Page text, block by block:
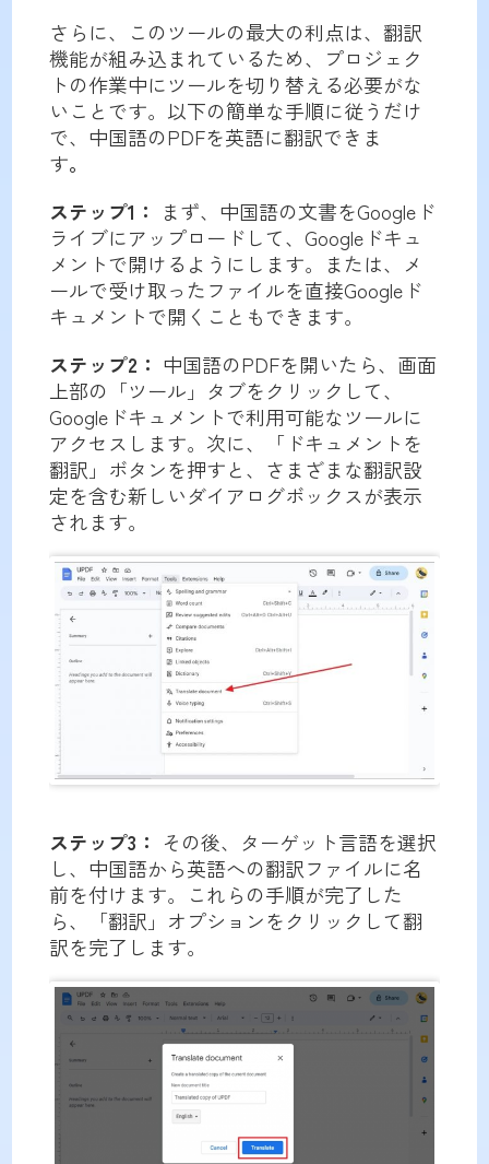
さらに、このツールの最大の利点は、翻訳
機能が組み込まれているため、プロジェク
トの作業中にツールを切り替える必要がな
いことです。以下の簡単な手順に従うだけ
で、中国語のPDFを英語に翻訳できま
す。
ステップ1：
まず、中国語の文書をGoogleド
ライブにアップロードして、Googleドキュ
メントで開けるようにします。または、メ
ールで受け取ったファイルを直接Googleド
キュメントで開くこともできます。
ステップ2： 中国語のPDFを開いたら、画面
上部の「ツール」タブをクリックして、
Googleドキュメントで利用可能なツールに
アクセスします。次に、「ドキュメントを
翻訳」ボタンを押すと、さまざまな翻訳設
定を含む新しいダイアログボックスが表示
されます。
ステップ3： その後、ターゲット言語を選択
し、中国語から英語への翻訳ファイルに名
前を付けます。これらの手順が完了した
ら、「翻訳」オプションをクリックして翻
訳を完了します。